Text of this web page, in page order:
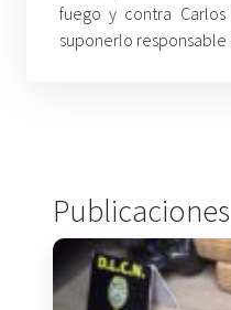
fuego y contra
suponerlo